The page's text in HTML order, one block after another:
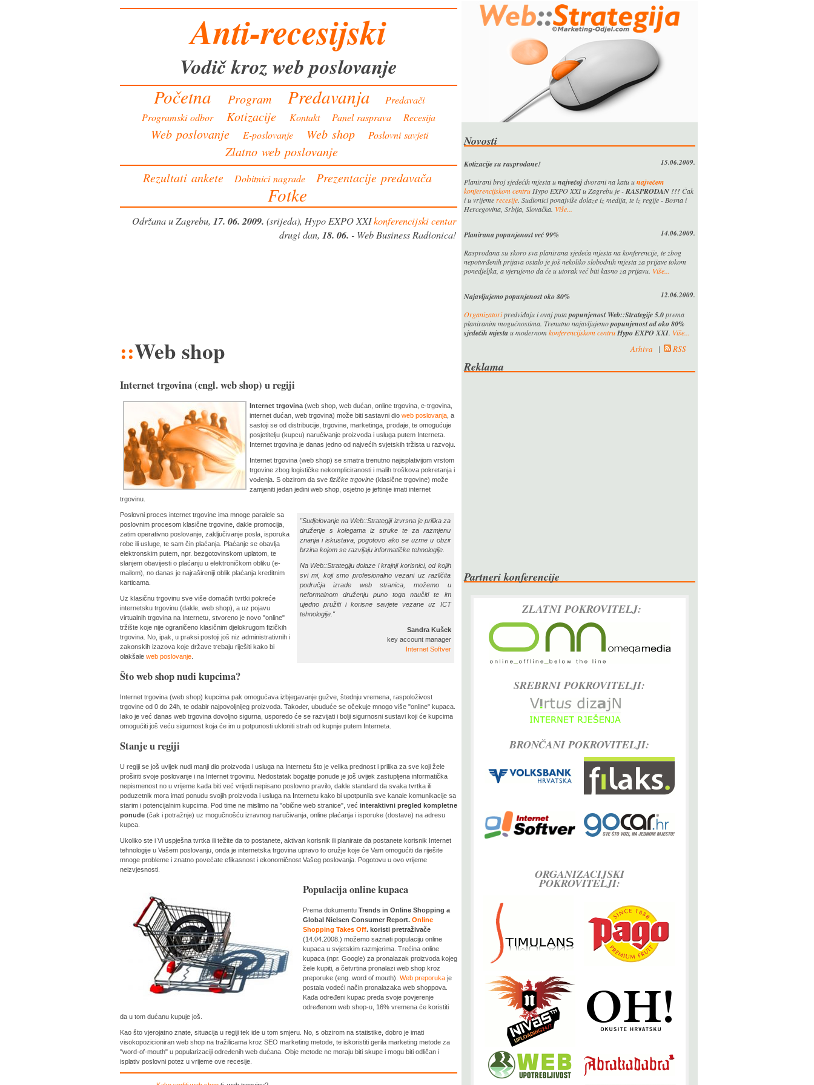
Anti-recesijski
Vodič kroz web poslovanje
Početna Program Predavanja
Predavači
Programski odbor
Kotizacije Kontakt Panel rasprava Recesija
Web poslovanje E-poslovanje Web shop Poslovni savjeti
Zlatno web poslovanje
Rezultati ankete
Dobitnici nagrade Prezentacije predavača
Fotke
Održana u Zagrebu, 17. 06. 2009. (srijeda), Hypo EXPO XXIkonferencijski centar
drugi dan, 18. 06. - Web Business Radionica!
::Web shop
Internet trgovina (engl. web shop) u regiji
Internet trgovina (web shop, web dućan, online trgovina, e-trgovina,
internet dućan, web trgovina) može biti sastavni dio web poslovanja, a
sastoji se od distribucije, trgovine, marketinga, prodaje, te omogućuje
posjetitelju (kupcu) naručivanje proizvoda i usluga putem Interneta.
Internet trgovina je danas jedno od najvećih svjetskih tržista u razvoju.
Internet trgovina (web shop) se smatra trenutno najisplativijom vrstom
trgovine zbog logističke nekompliciranosti i malih troškova pokretanja i
vođenja. S obzirom da sve fizičke trgovine(klasične trgovine) može
zamjeniti jedan jedini web shop, osjetno je jeftinije imati internet
trgovinu.
"Sudjelovanje na Web::Strategiji izvrsna je prilika za
druženje s kolegama iz struke te za razmjenu
znanja i iskustava, pogotovo ako se uzme u obzir
brzina kojom se razvijaju informatičke tehnologije.
Na Web::Strategiju dolaze i krajnji korisnici, od kojih
svi mi, koji smo profesionalno vezani uz različita
područja izrade web stranica, možemo u
neformalnom druženju puno toga naučiti te im
ujedno pružiti i korisne savjete vezane uz ICT
tehnologije."
Sandra Kušek
key account manager
Internet Softver
Poslovni proces internet trgovine ima mnoge paralele sa
poslovnim procesom klasične trgovine, dakle promocija,
zatim operativno poslovanje, zaključivanje posla, isporuka
robe ili usluge, te sam čin plaćanja. Plaćanje se obavlja
elektronskim putem, npr. bezgotovinskom uplatom, te
slanjem obavijesti o plaćanju u elektroničkom obliku (e-
mailom), no danas je najrašireniji oblik plaćanja kreditnim
karticama.
Uz klasičnu trgovinu sve više domaćih tvrtki pokreće
internetsku trgovinu (dakle, web shop), a uz pojavu
virtualnih trgovina na Internetu, stvoreno je novo "online"
tržište koje nije ograničeno klasičnim djelokrugom fizičkih
trgovina. No, ipak, u praksi postoji još niz administrativnih i
zakonskih izazova koje države trebaju riješiti kako bi
olakšale web poslovanje.
Što web shop nudi kupcima?
Internet trgovina (web shop) kupcima pak omogućava izbjegavanje gužve, štednju vremena, raspoloživost
trgovine od 0 do 24h, te odabir najpovoljnijeg proizvoda. Također, ubuduće se očekuje mnogo više "online" kupaca.
Iako je već danas web trgovina dovoljno sigurna, usporedo će se razvijati i bolji sigurnosni sustavi koji će kupcima
omogućiti još veću sigurnost koja će im u potpunosti ukloniti strah od kupnje putem Interneta.
Stanje u regiji
U regiji se još uvijek nudi manji dio proizvoda i usluga na Internetu što je velika prednost i prilika za sve koji žele
proširiti svoje poslovanje i na Internet trgovinu. Nedostatak bogatije ponude je još uvijek zastupljena informatička
nepismenost no u vrijeme kada biti već vrijedi nepisano poslovno pravilo, dakle standard da svaka tvrtka ili
poduzetnik mora imati ponudu svojih proizvoda i usluga na Internetu kako bi upotpunila sve kanale komunikacije sa
starim i potencijalnim kupcima. Pod time ne mislimo na "obične web stranice", već interaktivni pregled kompletne
ponude(čak i potražnje) uz mogučnošću izravnog naručivanja, online plaćanja i isporuke (dostave) na adresu
kupca.
Ukoliko ste i Vi uspješna tvrtka ili težite da to postanete, aktivan korisnik ili planirate da postanete korisnik Internet
tehnologije u Vašem poslovanju, onda je internetska trgovina upravo to oružje koje će Vam omogućiti da riješite
mnoge probleme i znatno povećate efikasnost i ekonomičnost Vašeg poslovanja. Pogotovu u ovo vrijeme
neizvjesnosti.
Populacija online kupaca
Prema dokumentu Trends in Online Shopping a
Global Nielsen Consumer Report. Online
Shopping Takes Off. koristi pretraživače
(14.04.2008.) možemo saznati populaciju online
kupaca u svjetskim razmjerima. Trećina online
kupaca (npr. Google) za pronalazak proizvoda kojeg
žele kupiti, a četvrtina pronalazi web shop kroz
preporuke (eng. word of mouth). Web preporukaje
postala vodeći način pronalazaka web shoppova.
Kada određeni kupac preda svoje povjerenje
određenom web shop-u, 16% vremena će koristiti
da u tom dućanu kupuje još.
Kao što vjerojatno znate, situacija u regiji tek ide u tom smjeru. No, s obzirom na statistike, dobro je imati
visokopozicioniran web shop na tražilicama kroz SEO marketing metode, te iskoristiti gerila marketing metode za
"word-of-mouth" u popularizaciji određenih web dućana. Obje metode ne moraju biti skupe i mogu biti odličan i
isplativ poslovni potez u vrijeme ove recesije.
Novosti
Kotizacije su rasprodane!
15.06.2009.
Planirani broj sjedećih mjesta unajvećojdvorani na katu unajvećem
konferencijskom centruHypo EXPO XXI u Zagrebu je -RASPRODAN !!!Čak
i u vrijemerecesije. Sudionici ponajviše dolaze iz medija, te iz regije - Bosna i
Hercegovina, Srbija, Slovačka. Više...
Planirana popunjenost već 99%
14.06.2009.
Rasprodana su skoro sva planirana sjedeća mjesta na konferencije, te zbog
nepotvrđenih prijava ostalo je još nekoliko slobodnih mjesta za prijave tokom
ponedjeljka, a vjerujemo da će u utorak već biti kasno za prijavu. Više...
Najavljujemo popunjenost oko 80%
12.06.2009.
Organizatoripredviđaju i ovaj putapopunjenost Web::Strategije 5.0prema
planiranim mogućnostima. Trenutno najavljujemopopunjenost od oko 80%
sjedećih mjestau modernom konferencijskom centru Hypo EXPO XXI. Više...
Arhiva | RSS
Reklama
Partneri konferencije
ZLATNI POKROVITELJ:
SREBRNI POKROVITELJI:
BRONČANI POKROVITELJI:
ORGANIZACIJSKI
POKROVITELJI: